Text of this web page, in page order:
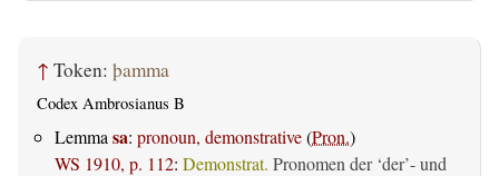
↑ Token: þamma
Codex Ambrosianus B
Lemma sa: pronoun, demonstrative(Pron.)
WS 1910, p. 112: Demonstrat. Pronomen der ‘der’- und